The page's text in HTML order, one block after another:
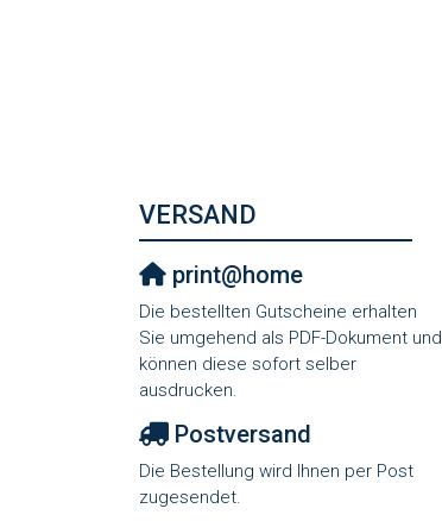
VERSAND
print@home
Die bestellten Gutscheine erhalten
Sie umgehend als PDF-Dokument und
können diese sofort selber
ausdrucken.
Postversand
Die Bestellung wird Ihnen per Post
zugesendet.